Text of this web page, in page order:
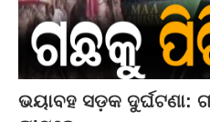
ଭୟାବହ ସଡ଼କ ଦୁର୍ଘଟଣା: